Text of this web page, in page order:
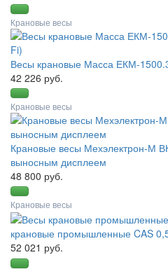
Крановые весы
Весы крановые Масса ЕКМ-
42 226 руб.
Крановые весы
Крановые весы Мехэлектрон-М
выносным дисплеем
48 800 руб.
Крановые весы
крановые промышленные CAS
52 021 руб.